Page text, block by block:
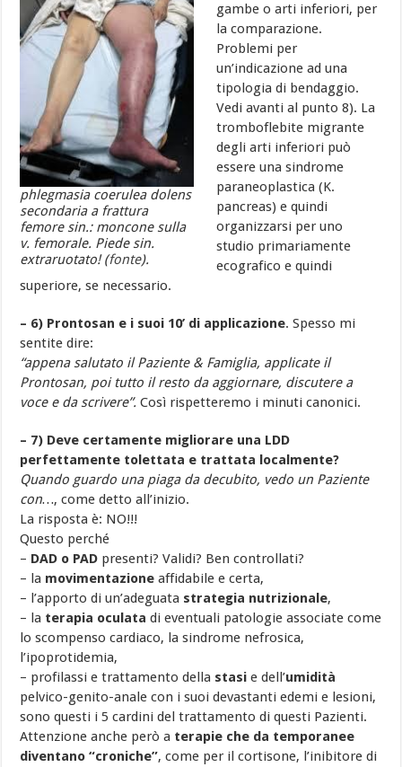
phlegmasia coerulea dolens
secondaria a frattura
femore sin.: moncone sulla
v. femorale. Piede sin.
extraruotato! (fonte).
gambe o arti inferiori, per
la comparazione.
Problemi per
un’indicazione ad una
tipologia di bendaggio.
Vedi avanti al punto 8). La
tromboflebite migrante
degli arti inferiori può
essere una sindrome
paraneoplastica (K.
pancreas) e quindi
organizzarsi per uno
studio primariamente
ecografico e quindi
superiore, se necessario.
– 6) Prontosan e i suoi 10’ di applicazione. Spesso mi
sentite dire:
“appena salutato il Paziente & Famiglia, applicate il
Prontosan, poi tutto il resto da aggiornare, discutere a
voce e da scrivere”. Così rispetteremo i minuti canonici.
– 7) Deve certamente migliorare una LDD
perfettamente tolettata e trattata localmente?
Quando guardo una piaga da decubito, vedo un Paziente
con…, come detto all’inizio.
La risposta è: NO!!!
Questo perché
– DAD o PAD presenti? Validi? Ben controllati?
– la movimentazione affidabile e certa,
– l’apporto di un’adeguata strategia nutrizionale,
– la terapia oculata di eventuali patologie associate come
lo scompenso cardiaco, la sindrome nefrosica,
l’ipoprotidemia,
– profilassi e trattamento della stasi e dell’umidità
pelvico-genito-anale con i suoi devastanti edemi e lesioni,
sono questi i 5 cardini del trattamento di questi Pazienti.
Attenzione anche però a terapie che da temporanee
diventano “croniche”, come per il cortisone, l’inibitore di